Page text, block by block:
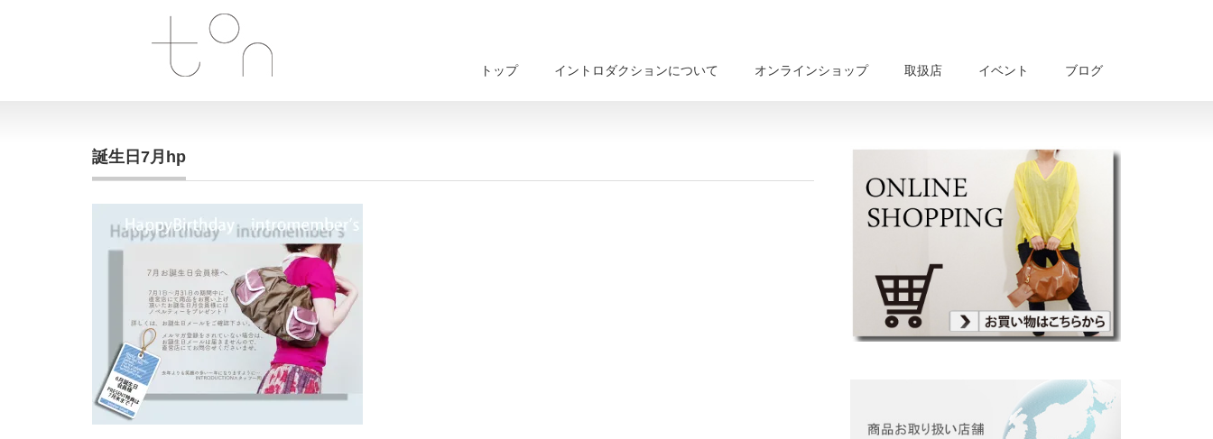
トップ イントロダクションについて オンラインショップ 取扱店 イベント ブログ
誕生日7月hp